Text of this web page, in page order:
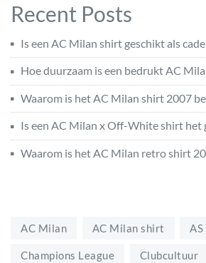
Recent Posts
Is een AC Milan shirt geschikt als
Hoe duurzaam is een bedrukt AC
Waarom is het AC Milan shirt 2007
Is een AC Milan x Off-White shirt het
Waarom is het AC Milan retro shirt
AC Milan AC Milan shirt AS
Champions League Clubcultuur